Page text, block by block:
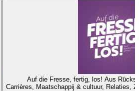
Auf die Fresse, fertig, los! Aus
Carrières, Maatschappij & cultuur, Relaties,